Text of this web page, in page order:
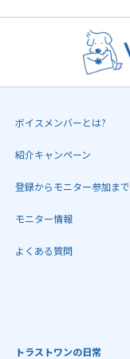
ボイスメンバーとは?
紹介キャンペーン
登録からモニター参加まで
モニター情報
よくある質問
トラストワンの日常